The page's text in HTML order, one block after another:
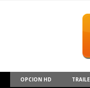
OPCION HD